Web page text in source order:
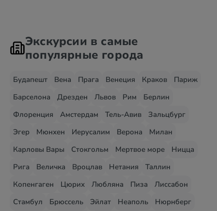
Экскурсии в самые
популярные города
Будапешт Вена Прага Венеция Краков
Париж
Барселона
Дрезден Львов Рим
Берлин
Флоренция
Амстердам Тель-Авив
Зальцбург
Эгер
Мюнхен Иерусалим Верона
Милан
Карловы Вары
Стокгольм Мертвое море
Ницца
Рига
Величка Вроцлав Нетания
Таллин
Копенгаген
Цюрих Любляна Пиза
Лиссабон
Стамбул
Брюссель Эйлат Неаполь
Нюрнберг